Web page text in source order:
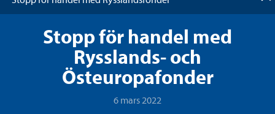
Stopp för handel med
Rysslands- och
Östeuropafonder
6 mars 2022